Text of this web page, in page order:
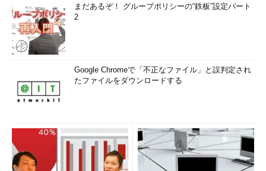
まだあるぞ！ グループポリシーの“鉄板”設定パート
2
Google Chromeで「不正なファイル」と誤判定され
たファイルをダウンロードする